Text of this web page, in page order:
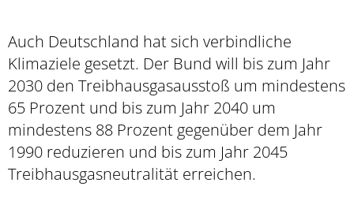
Auch Deutschland hat sich verbindliche
Klimaziele gesetzt. Der Bund will bis zum Jahr
2030 den Treibhausgasausstoß um mindestens
65 Prozent und bis zum Jahr 2040 um
mindestens 88 Prozent gegenüber dem Jahr
1990 reduzieren und bis zum Jahr 2045
Treibhausgasneutralität erreichen.